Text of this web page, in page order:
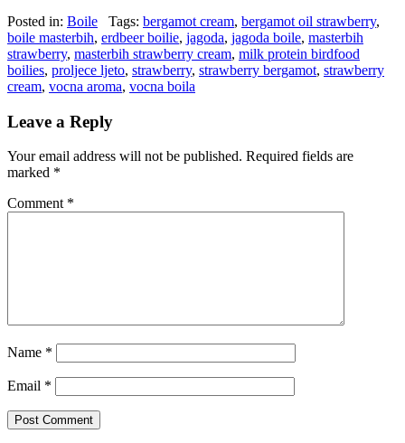
Posted in: Boile Tags: bergamot cream, bergamot oil strawberry,
boile masterbih, erdbeer boilie, jagoda, jagoda boile, masterbih
strawberry, masterbih strawberry cream, milk protein birdfood
boilies, proljece ljeto, strawberry, strawberry bergamot, strawberry
cream, vocna aroma, vocna boila
Leave a Reply
Your email address will not be published. Required fields are
marked *
Comment *
Name *
Email *